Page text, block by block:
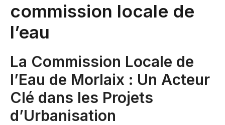
commission locale de
l’eau
La Commission Locale de
l’Eau de Morlaix : Un Acteur
Clé dans les Projets
d’Urbanisation